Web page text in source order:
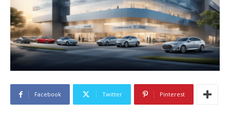
Facebook Twitter Pinterest